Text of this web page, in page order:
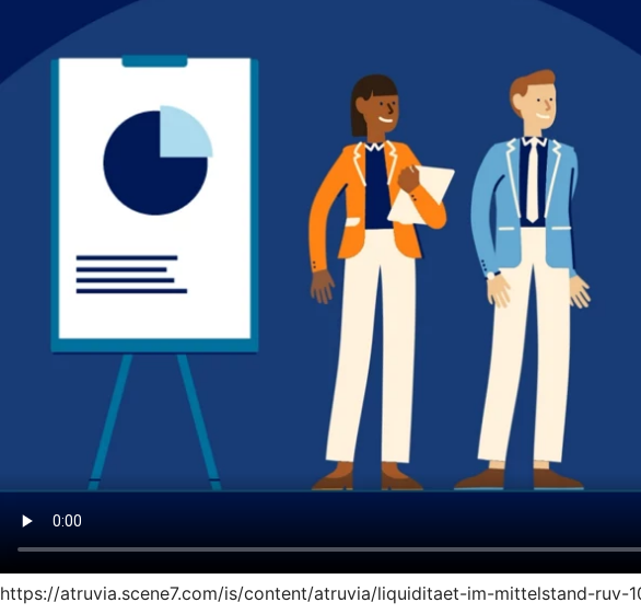
https://atruvia.scene7.com/is/content/atruvia/liquiditaet-im-mittelstand-ruv-